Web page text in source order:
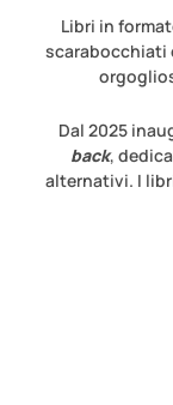
Libri in
scarabocchiati
Dal 2025
back,
alternativi. I